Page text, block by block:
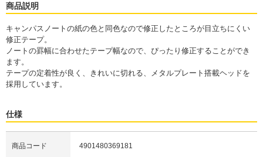
商品説明
キャンパスノートの紙の色と同色なので修正したところが目立ちにくい
修正テープ。
ノートの罫幅に合わせたテープ幅なので、ぴったり修正することができ
ます。
テープの定着性が良く、きれいに切れる、メタルプレート搭載ヘッドを
採用しています。
仕様
商品コード 4901480369181